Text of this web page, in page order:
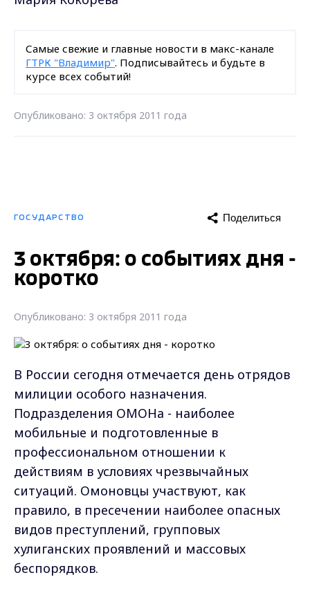
Самые свежие и главные новости в макс-канале
ГТРК "Владимир". Подписывайтесь и будьте в
курсе всех событий!
Опубликовано: 3 октября 2011 года
ГОСУДАРСТВО Поделиться
3 октября: о событиях дня -
коротко
Опубликовано: 3 октября 2011 года
В России сегодня отмечается день отрядов
милиции особого назначения.
Подразделения ОМОНа - наиболее
мобильные и подготовленные в
профессиональном отношении к
действиям в условиях чрезвычайных
ситуаций. Омоновцы участвуют, как
правило, в пресечении наиболее опасных
видов преступлений, групповых
хулиганских проявлений и массовых
беспорядков.